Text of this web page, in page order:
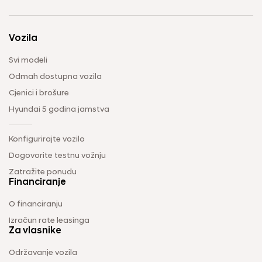
Vozila
Svi modeli
Odmah dostupna vozila
Cjenici i brošure
Hyundai 5 godina jamstva
Konfigurirajte vozilo
Dogovorite testnu vožnju
Zatražite ponudu
Financiranje
O financiranju
Izračun rate leasinga
Za vlasnike
Održavanje vozila